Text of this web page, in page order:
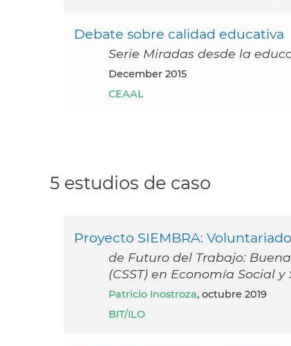
Debate sobre calidad educativa
Serie Miradas desde la
December 2015
CEAAL
5 estudios de caso
Proyecto SIEMBRA:
de Futuro del Trabajo:
(CSST) en Economía Social y
Patricio Inostroza, octubre 2019
BIT/ILO